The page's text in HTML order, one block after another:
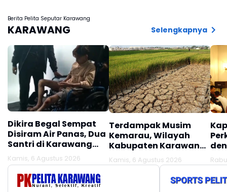
Berita Pelita Seputar Karawang
KARAWANG Selengkapnya
Dikira Begal Sempat
Disiram Air Panas, Dua
Santri di Karawang
Terluka Akibat Aksi
Oknum Linmas
Kamis, 6 Agustus 2026
Terdampak Musim
Kemarau, Wilayah
Kabupaten Karawang
Kekeringan Makin
Meluas
Kamis, 6 Agustus 2026